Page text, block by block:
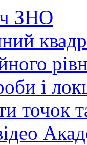
ЗНО
і
точок